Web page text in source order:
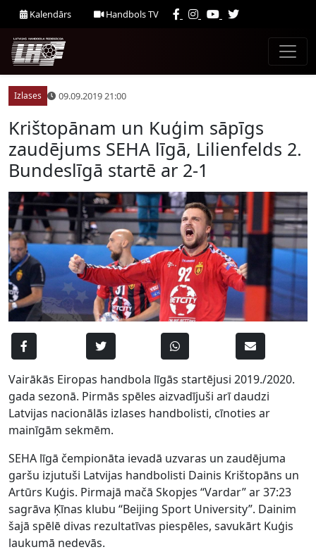
Kalendārs Handbols TV
Izlases 09.09.2019 21:00
Krištopānam un Kuģim sāpīgs
zaudējums SEHA līgā, Lilienfelds 2.
Bundeslīgā startē ar 2-1
Vairākās Eiropas handbola līgās startējusi 2019./2020.
gada sezonā. Pirmās spēles aizvadījuši arī daudzi
Latvijas nacionālās izlases handbolisti, cīnoties ar
mainīgām sekmēm.
SEHA līgā čempionāta ievadā uzvaras un zaudējuma
garšu izjutuši Latvijas handbolisti Dainis Krištopāns un
Artūrs Kuģis. Pirmajā mačā Skopjes “Vardar” ar 37:23
sagrāva Ķīnas klubu “Beijing Sport University”. Dainim
šajā spēlē divas rezultatīvas piespēles, savukārt Kuģis
laukumā nedevās.